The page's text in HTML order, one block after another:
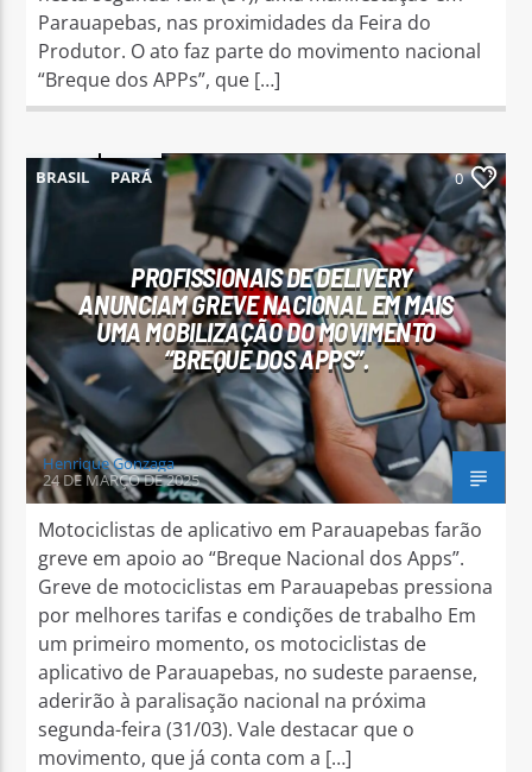
Parauapebas, nas proximidades da Feira do
Produtor. O ato faz parte do movimento nacional
“Breque dos APPs”, que […]
BRASIL PARÁ 0
PROFISSIONAIS DE DELIVERY
ANUNCIAM GREVE NACIONAL EM MAIS
UMA MOBILIZAÇÃO DO MOVIMENTO
“BREQUE DOS APPS”.
Henrique Gonzaga
24 DE MARÇO DE 2025
Motociclistas de aplicativo em Parauapebas farão
greve em apoio ao “Breque Nacional dos Apps”.
Greve de motociclistas em Parauapebas pressiona
por melhores tarifas e condições de trabalho Em
um primeiro momento, os motociclistas de
aplicativo de Parauapebas, no sudeste paraense,
aderirão à paralisação nacional na próxima
segunda-feira (31/03). Vale destacar que o
movimento, que já conta com a […]